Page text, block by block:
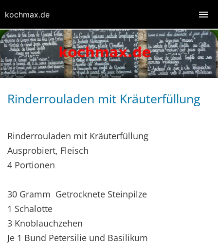
Rinderrouladen mit Kräuterfüllung
Rinderrouladen mit Kräuterfüllung
Ausprobiert, Fleisch
4 Portionen
30 Gramm Getrocknete Steinpilze
1 Schalotte
3 Knoblauchzehen
Je 1 Bund Petersilie und Basilikum
kochmax.de